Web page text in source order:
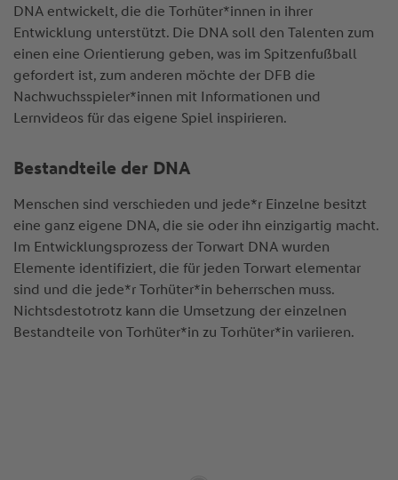
DNA entwickelt, die die Torhüter*innen in ihrer
Entwicklung unterstützt. Die DNA soll den Talenten zum
einen eine Orientierung geben, was im Spitzenfußball
gefordert ist, zum anderen möchte der DFB die
Nachwuchsspieler*innen mit Informationen und
Lernvideos für das eigene Spiel inspirieren.
Bestandteile der DNA
Menschen sind verschieden und jede*r Einzelne besitzt
eine ganz eigene DNA, die sie oder ihn einzigartig macht.
Im Entwicklungsprozess der Torwart DNA wurden
Elemente identifiziert, die für jeden Torwart elementar
sind und die jede*r Torhüter*in beherrschen muss.
Nichtsdestotrotz kann die Umsetzung der einzelnen
Bestandteile von Torhüter*in zu Torhüter*in variieren.